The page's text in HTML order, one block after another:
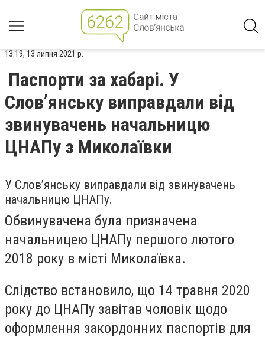
13:19, 13 липня 2021 р.
Паспорти за хабарі. У
Слов’янську виправдали від
звинувачень начальницю
ЦНАПу з Миколаївки
У Слов’янську виправдали від звинувачень
начальницю ЦНАПу.
Обвинувачена була призначена
начальницею ЦНАПу першого лютого
2018 року в місті Миколаївка.
Слідство встановило, що 14 травня 2020
року до ЦНАПу завітав чоловік щодо
оформлення закордонних паспортів для